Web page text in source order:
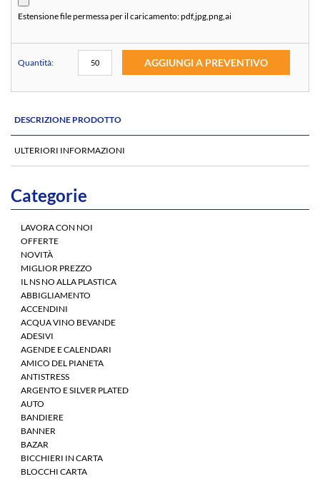
Estensione file permessa per il caricamento:pdf,jpg,png,ai
Quantità: AGGIUNGI A PREVENTIVO
DESCRIZIONE PRODOTTO
ULTERIORI INFORMAZIONI
Categorie
LAVORA CON NOI
OFFERTE
NOVITÀ
MIGLIOR PREZZO
IL NS NO ALLA PLASTICA
ABBIGLIAMENTO
ACCENDINI
ACQUA VINO BEVANDE
ADESIVI
AGENDE E CALENDARI
AMICO DEL PIANETA
ANTISTRESS
ARGENTO E SILVER PLATED
AUTO
BANDIERE
BANNER
BAZAR
BICCHIERI IN CARTA
BLOCCHI CARTA